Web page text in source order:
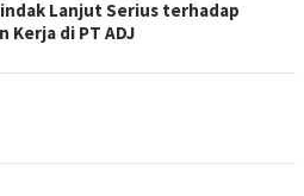
Lanjut Serius terhadap
Kerja di PT ADJ